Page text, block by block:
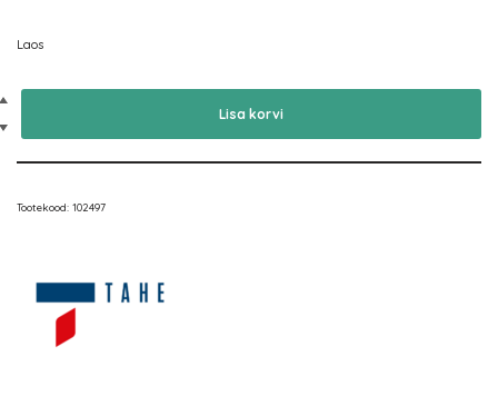
Laos
Lisa korvi
Tootekood: 102497